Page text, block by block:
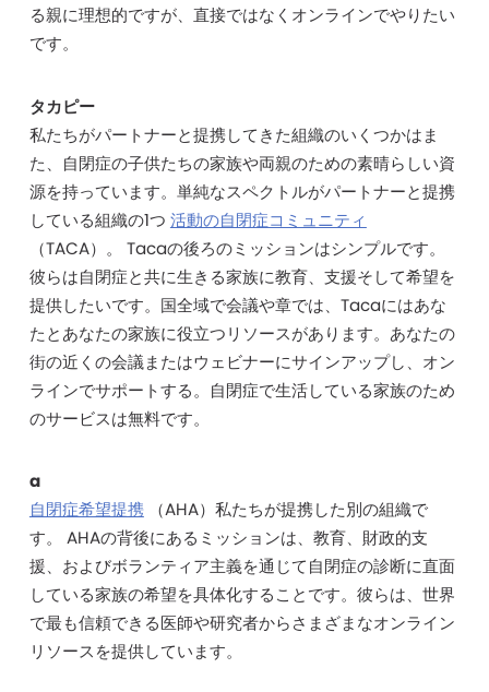
る親に理想的ですが、直接ではなくオンラインでやりたい
です。
タカピー
私たちがパートナーと提携してきた組織のいくつかはま
た、自閉症の子供たちの家族や両親のための素晴らしい資
源を持っています。単純なスペクトルがパートナーと提携
している組織の1つ 活動の自閉症コミュニティ
（TACA）。 Tacaの後ろのミッションはシンプルです。
彼らは自閉症と共に生きる家族に教育、支援そして希望を
提供したいです。国全域で会議や章では、Tacaにはあな
たとあなたの家族に役立つリソースがあります。あなたの
街の近くの会議またはウェビナーにサインアップし、オン
ラインでサポートする。自閉症で生活している家族のため
のサービスは無料です。
a
自閉症希望提携（AHA）私たちが提携した別の組織で
す。 AHAの背後にあるミッションは、教育、財政的支
援、およびボランティア主義を通じて自閉症の診断に直面
している家族の希望を具体化することです。彼らは、世界
で最も信頼できる医師や研究者からさまざまなオンライン
リソースを提供しています。